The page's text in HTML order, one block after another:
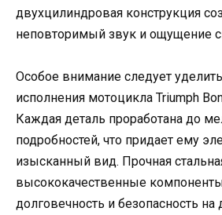
двухцилиндровая конструкция
неповторимый звук и ощущение
Особое внимание следует
исполнения мотоцикла Triumph
Каждая деталь проработана до
подробностей, что придает ему
изысканный вид. Прочная
высококачественные
долговечность и безопасность на